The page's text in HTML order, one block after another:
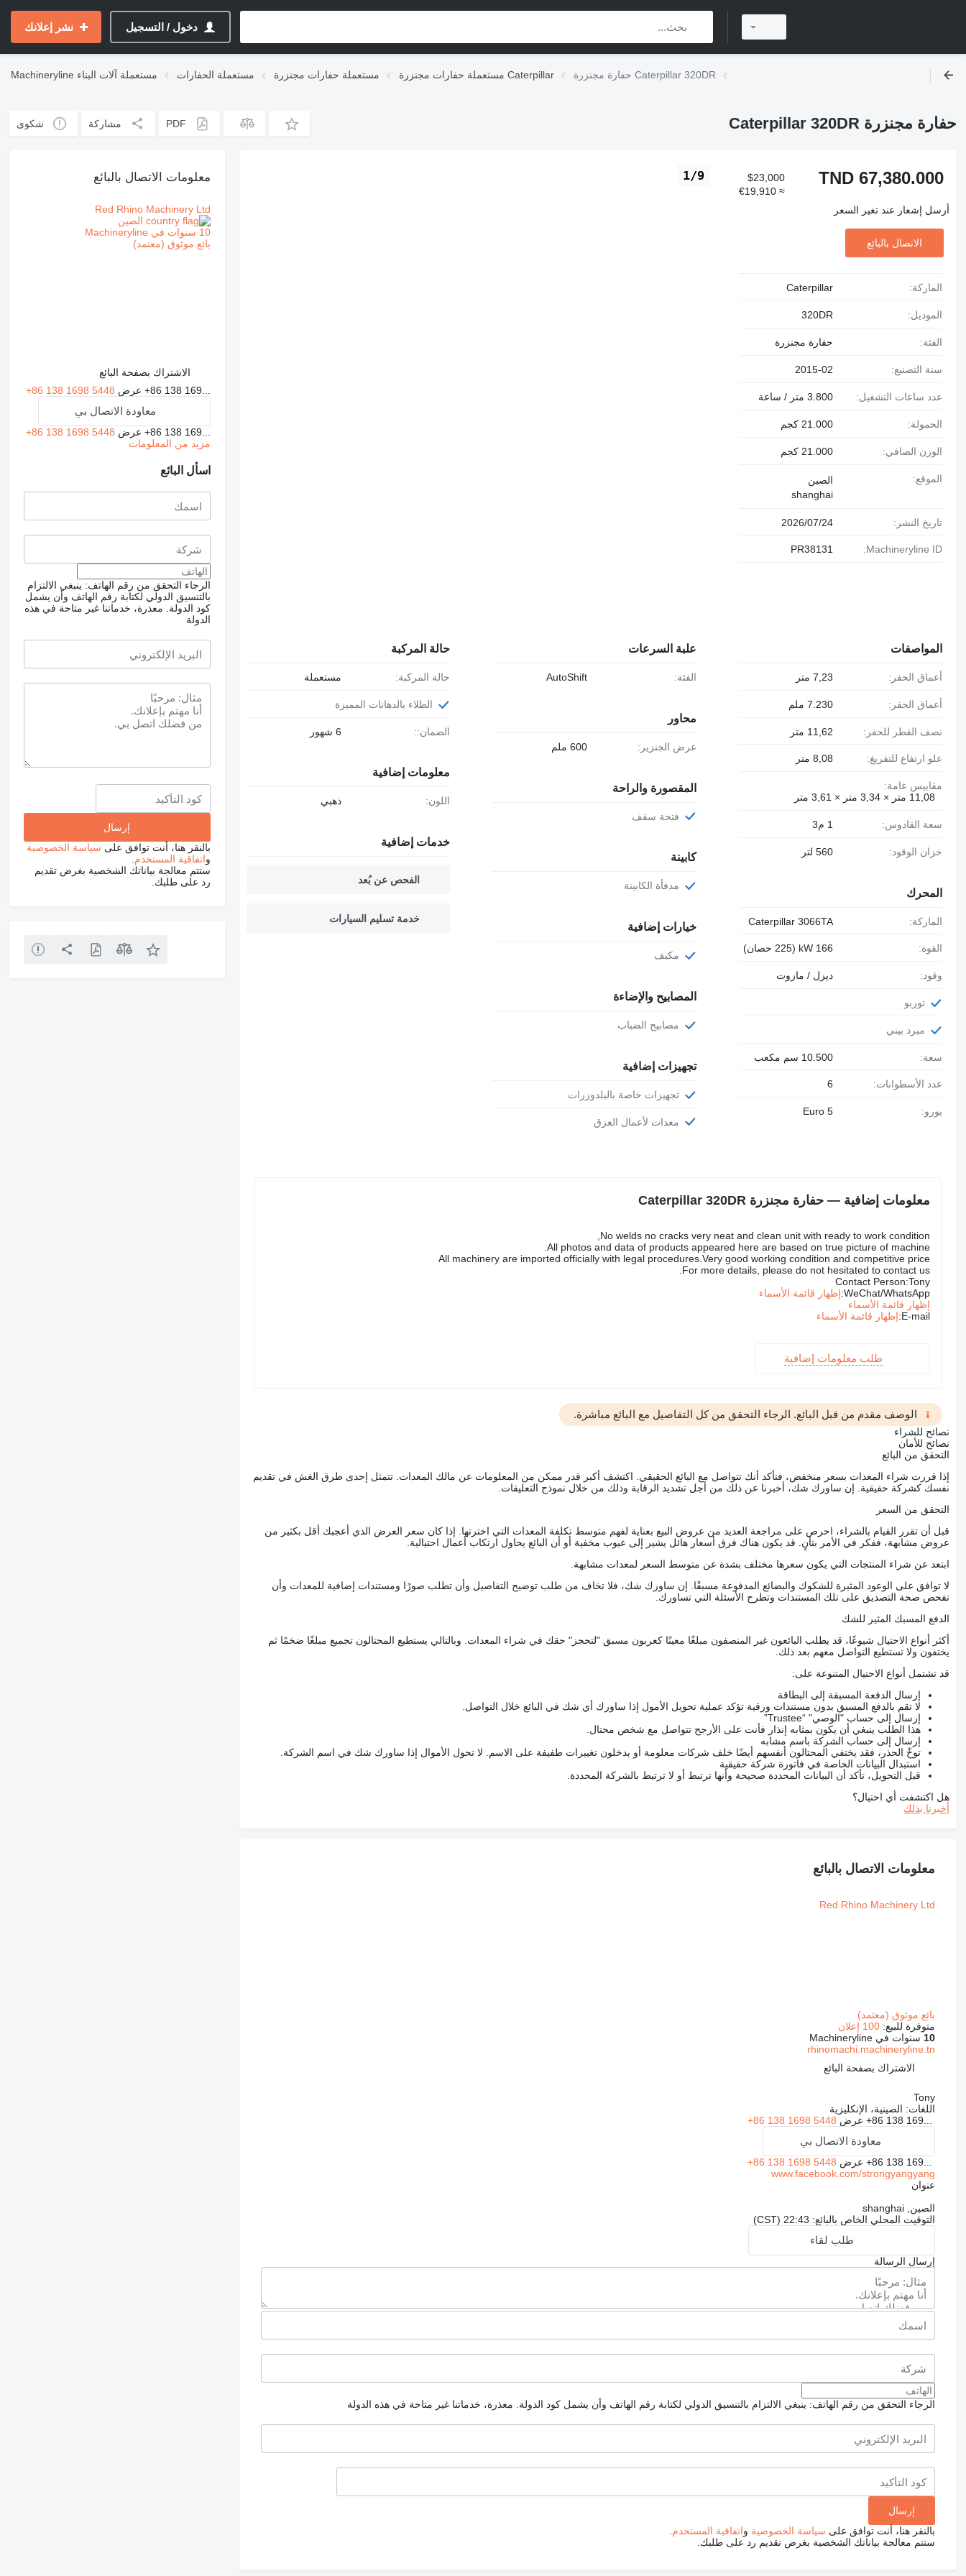
دخول / التسجيل نشر إعلانك
Machineryline مستعملة آلات البناء مستعملة الحفارات مستعملة حفارات مجنزرة مستعملة حفارات مجنزرة Caterpillar حفارة مجنزرة Caterpillar 320DR
حفارة مجنزرة Caterpillar 320DR PDF مشاركة شكوى
1/9 TND 67,380.000
$23,000
≈ €19,910
أرسل إشعار عند تغير السعر
الاتصال بالبائع
الماركة: Caterpillar
الموديل: 320DR
الفئة: حفارة مجنزرة
سنة التصنيع: 2015-02
عدد ساعات التشغيل: 3.800 متر / ساعة
الحمولة: 21.000 كجم
الوزن الصافي: 21.000 كجم
الموقع:
الصين
shanghai
تاريخ النشر: 24‏/07‏/2026
Machineryline ID:
PR38131
المواصفات
أعماق الحفر: 7,23 متر
أعماق الحفر: 7.230 ملم
نصف القطر للحفر: 11,62 متر
علو ارتفاع للتفريغ: 8,08 متر
مقاييس عامة:
11,08 متر × 3,34 متر × 3,61 متر
سعة القادوس: 1 م3
خزان الوقود: 560 لتر
المحرك
الماركة: Caterpillar 3066TA
القوة: 166 kW (225 حصان)
وقود: ديزل / مازوت
توربو
مبرد بيني
سعة: 10.500 سم مكعب
عدد الأسطوانات: 6
يورو: Euro 5
علبة السرعات
الفئة: AutoShift
محاور
عرض الجنزير: 600 ملم
المقصورة والراحة
فتحة سقف
كابينة
مدفأة الكابينة
خيارات إضافية
مكيف
المصابيح والإضاءة
مصابيح الضباب
تجهيزات إضافية
تجهيزات خاصة بالبلدوزرات
معدات لأعمال العزق
حالة المركبة
حالة المركبة: مستعملة
الطلاء بالدهانات المميزة
الضمان:: 6 شهور
معلومات إضافية
اللون: ذهبي
خدمات إضافية
الفحص عن بُعد
خدمة تسليم السيارات
معلومات إضافية — حفارة مجنزرة Caterpillar 320DR
No welds no cracks very neat and clean unit with ready to work condition,
All photos and data of products appeared here are based on true picture of machine.
All machinery are imported officially with legal procedures.Very good working condition and competitive price
For more details, please do not hesitated to contact us.
Contact Person:Tony
WeChat/WhatsApp: إظهار قائمة الأسماء
إظهار قائمة الأسماء
E-mail: إظهار قائمة الأسماء
طلب معلومات إضافية
الوصف مقدم من قبل البائع. الرجاء التحقق من كل التفاصيل مع البائع مباشرة.
نصائح للشراء
نصائح للأمان
التحقق من البائع
إذا قررت شراء المعدات بسعر منخفض، فتأكد أنك تتواصل مع البائع الحقيقي. اكتشف أكبر قدر ممكن من المعلومات عن مالك المعدات. تتمثل إحدى طرق الغش في تقديم
نفسك كشركة حقيقية. إن ساورك شك، أخبرنا عن ذلك من أجل تشديد الرقابة وذلك من خلال نموذج التعليقات.
التحقق من السعر
قبل أن تقرر القيام بالشراء، احرص على مراجعة العديد من عروض البيع بعناية لفهم متوسط تكلفة المعدات التي اخترتها. إذا كان سعر العرض الذي أعجبك أقل بكثير من
عروض مشابهة، ففكر في الأمر بتأنٍ. قد يكون هناك فرق أسعار هائل يشير إلى عيوب مخفية أو أن البائع يحاول ارتكاب أعمال احتيالية.
ابتعد عن شراء المنتجات التي يكون سعرها مختلف بشدة عن متوسط السعر لمعدات مشابهة.
لا توافق على الوعود المثيرة للشكوك والبضائع المدفوعة مسبقًا. إن ساورك شك، فلا تخاف من طلب توضيح التفاصيل وأن تطلب صورًا ومستندات إضافية للمعدات وأن
تفحص صحة التصديق على تلك المستندات وتطرح الأسئلة التي تساورك.
الدفع المسبك المثير للشك
أكثر أنواع الاحتيال شيوعًا، قد يطلب البائعون غير المنصفون مبلغًا معينًا كعربون مسبق "لتحجز" حقك في شراء المعدات. وبالتالي يستطيع المحتالون تجميع مبلغًا ضخمًا ثم
يختفون ولا تستطيع التواصل معهم بعد ذلك.
قد تشتمل أنواع الاحتيال المتنوعة على:
إرسال الدفعة المسبقة إلى البطاقة
لا تقم بالدفع المسبق بدون مستندات ورقية تؤكد عملية تحويل الأمول إذا ساورك أي شك في البائع خلال التواصل.
إرسال إلى حساب "الوصي" “Trustee”
هذا الطلب ينبغي أن يكون بمثابه إنذار فأنت على الأرجح تتواصل مع شخص محتال.
إرسال إلى حساب الشركة باسم مشابه
توخّ الحذر، فقد يختفي المحتالون أنفسهم أيضًا خلف شركات معلومة أو يدخلون تغييرات طفيفة على الاسم. لا تحول الأموال إذا ساورك شك في اسم الشركة.
استبدال البيانات الخاصة في فاتورة شركة حقيقية
قبل التحويل، تأكد أن البيانات المحددة صحيحة وأنها ترتبط أو لا ترتبط بالشركة المحددة.
هل اكتشفت أي احتيال؟
أخبرنا بذلك
معلومات الاتصال بالبائع
Red Rhino Machinery Ltd
بائع موثوق (معتمد)
متوفرة للبيع: 100 إعلان
10سنوات في Machineryline
rhinomachi.machineryline.tn
الاشتراك بصفحة البائع
Tony
اللغات: الصينية، الإنكليزية
+86 138 169... عرض +86 138 1698 5448
معاودة الاتصال بي
+86 138 169... عرض +86 138 1698 5448
www.facebook.com/strongyangyang
عنوان
الصين, shanghai
التوقيت المحلي الخاص بالبائع: 22:43 (CST)
طلب لقاء
إرسال الرسالة
الرجاء التحقق من رقم الهاتف: ينبغي الالتزام بالتنسيق الدولي لكتابة رقم الهاتف وأن يشمل كود الدولة. معذرة، خدماتنا غير متاحة في هذه الدولة
بالنقر هنا، أنت توافق على سياسة الخصوصية واتفاقية المستخدم.
ستتم معالجة بياناتك الشخصية بغرض تقديم رد على طلبك.
معلومات الاتصال بالبائع
Red Rhino Machinery Ltd
الصين
10 سنوات في Machineryline
بائع موثوق (معتمد)
الاشتراك بصفحة البائع
+86 138 169... عرض +86 138 1698 5448
معاودة الاتصال بي
+86 138 169... عرض +86 138 1698 5448
مزيد من المعلومات
اسأل البائع
الرجاء التحقق من رقم الهاتف: ينبغي الالتزام
بالتنسيق الدولي لكتابة رقم الهاتف وأن يشمل
كود الدولة.
معذرة، خدماتنا غير متاحة في هذه
الدولة
بالنقر هنا، أنت توافق على سياسة الخصوصية
واتفاقية المستخدم
ستتم معالجة بياناتك الشخصية بغرض تقديم
رد على طلبك.